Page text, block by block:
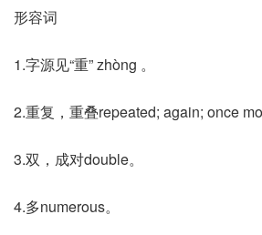
形容词
1.字源见“重” zhòng 。
2.重复，重叠repeated; again; once
3.双，成对double。
4.多numerous。